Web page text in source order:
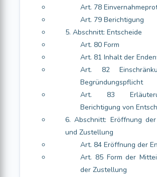
Art. 78
Art. 79 Berichtigung
5. Abschnitt: Entscheide
Art. 80 Form
Art. 81 Inhalt der
Art. 82
Begründungspflicht
Art. 83
Berichtigung von
6. Abschnitt: Eröffnung
und Zustellung
Art. 84 Eröffnung der
Art. 85 Form der
der Zustellung